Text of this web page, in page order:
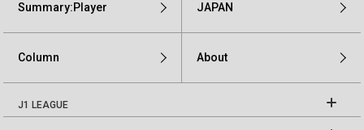
Summary:Player JAPAN
Column About
J1 LEAGUE